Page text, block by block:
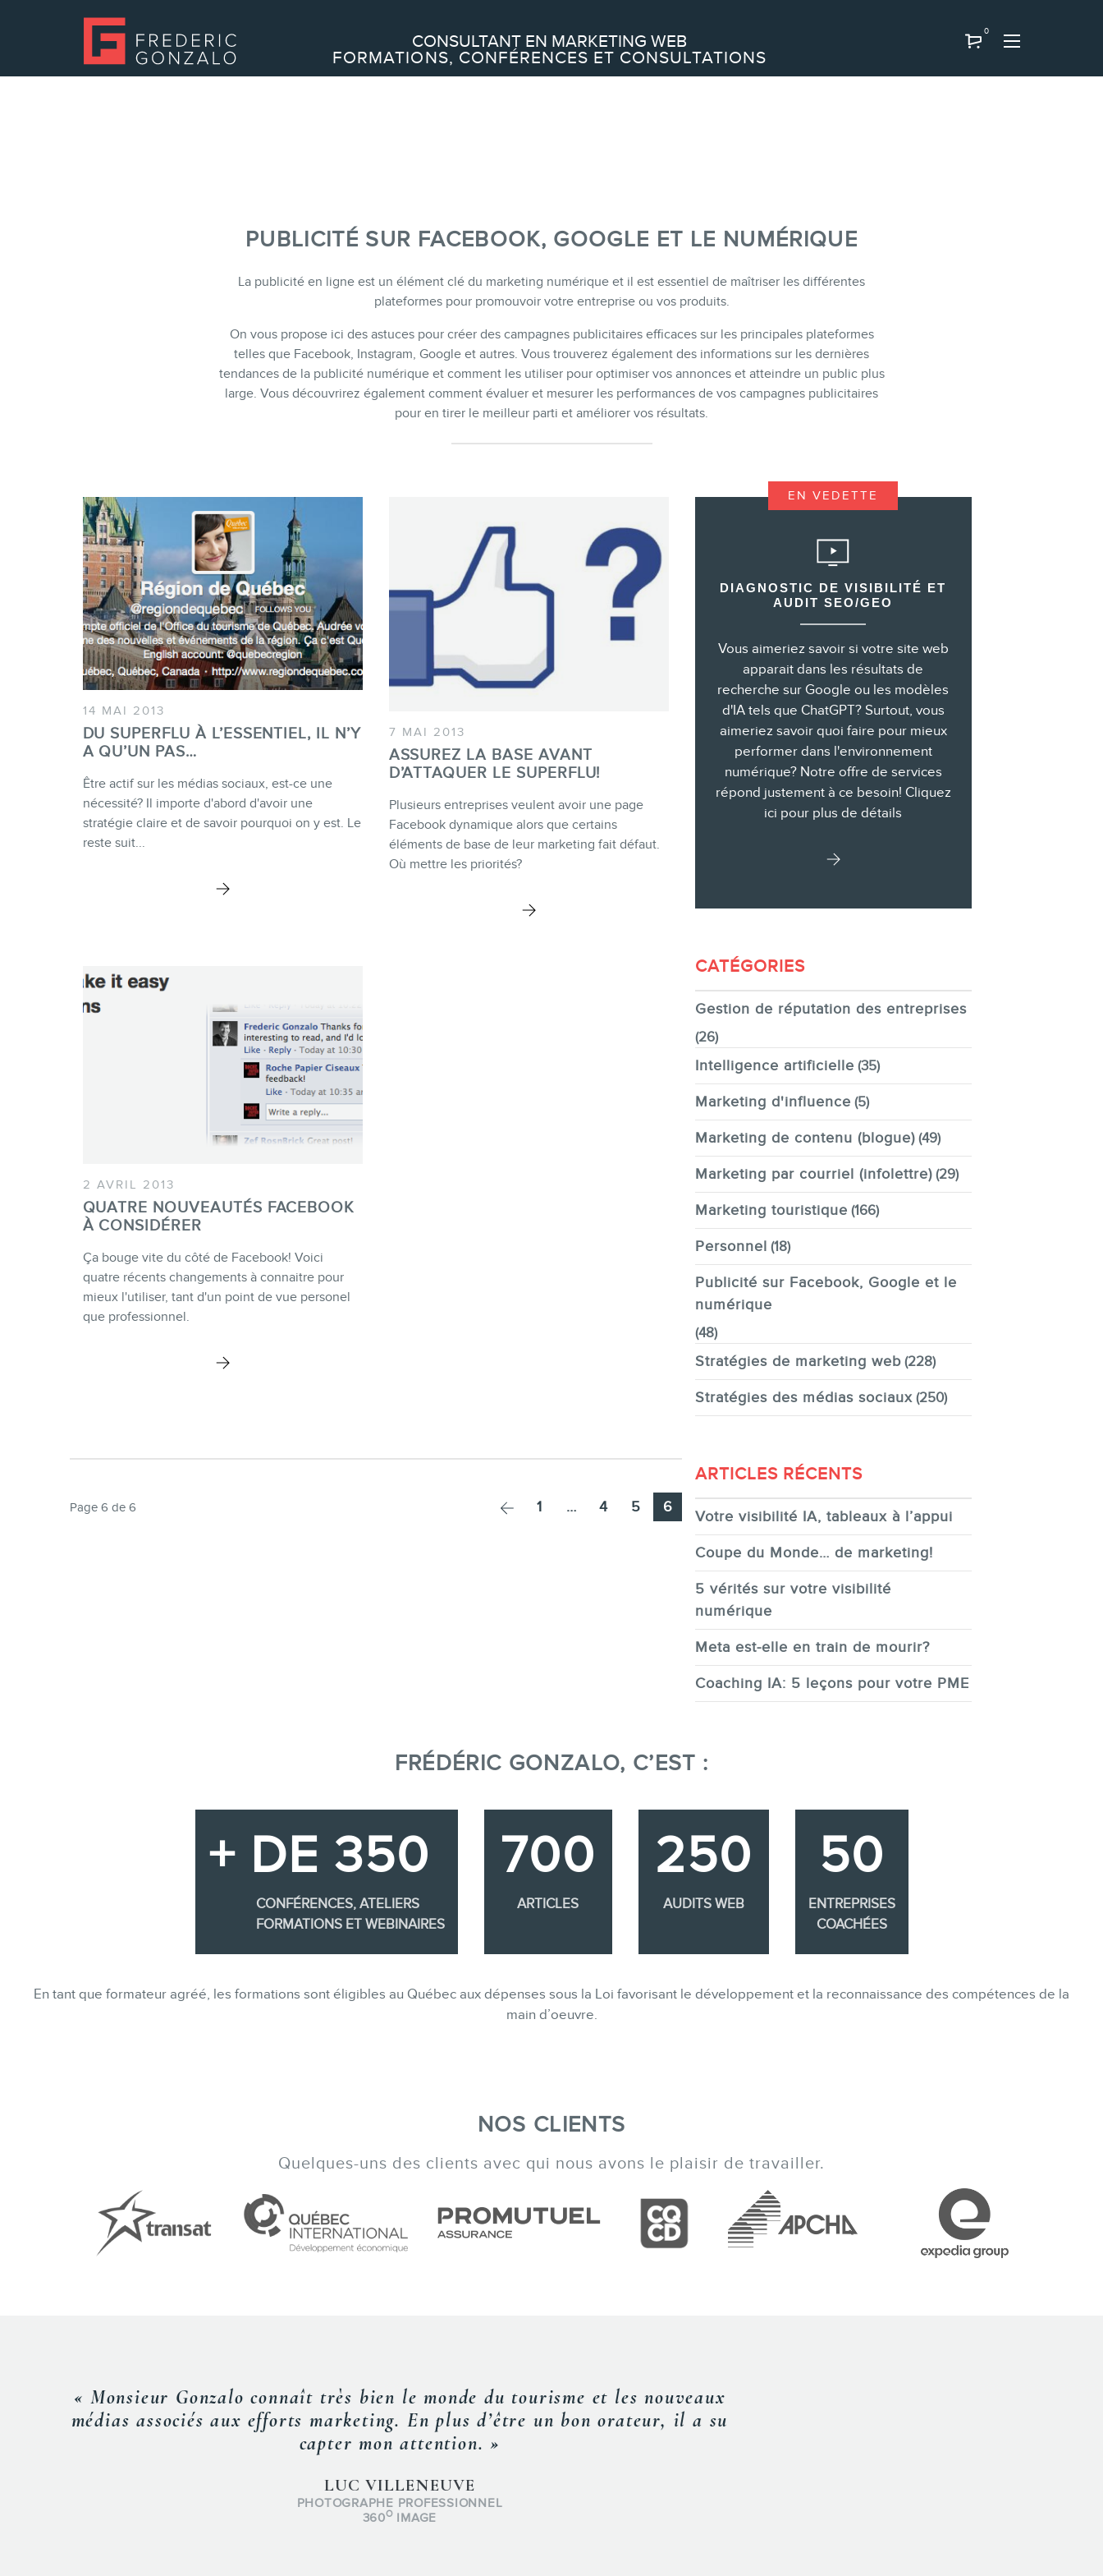
CONSULTANT EN MARKETING WEB
FORMATIONS, CONFÉRENCES ET CONSULTATIONS
0
SERVICES
Formations marketing en ligne
Formations marketing de groupe
Consultations
BOUTIQUE
BLOGUE
CONTACT
MEMBRES
PUBLICITÉ SUR FACEBOOK, GOOGLE ET LE NUMÉRIQUE
La publicité en ligne est un élément clé du marketing numérique et il est essentiel de maîtriser les différentes
plateformes pour promouvoir votre entreprise ou vos produits.
On vous propose ici des astuces pour créer des campagnes publicitaires efficaces sur les principales plateformes
telles que Facebook, Instagram, Google et autres. Vous trouverez également des informations sur les dernières
tendances de la publicité numérique et comment les utiliser pour optimiser vos annonces et atteindre un public plus
large. Vous découvrirez également comment évaluer et mesurer les performances de vos campagnes publicitaires
pour en tirer le meilleur parti et améliorer vos résultats.
14 MAI 2013
DU SUPERFLU À L’ESSENTIEL, IL N’Y
A QU’UN PAS…
Être actif sur les médias sociaux, est-ce une
nécessité? Il importe d'abord d'avoir une
stratégie claire et de savoir pourquoi on y est. Le
reste suit...
7 MAI 2013
ASSUREZ LA BASE AVANT
D’ATTAQUER LE SUPERFLU!
Plusieurs entreprises veulent avoir une page
Facebook dynamique alors que certains
éléments de base de leur marketing fait défaut.
Où mettre les priorités?
2 AVRIL 2013
QUATRE NOUVEAUTÉS FACEBOOK
À CONSIDÉRER
Ça bouge vite du côté de Facebook! Voici
quatre récents changements à connaitre pour
mieux l'utiliser, tant d'un point de vue personel
que professionnel.
Page
1 … Page
4 Page
5 Page
6
Page 6 de 6
EN VEDETTE
DIAGNOSTIC DE VISIBILITÉ ET
AUDIT SEO/GEO
Vous aimeriez savoir si votre site web
apparait dans les résultats de
recherche sur Google ou les modèles
d'IA tels que ChatGPT? Surtout, vous
aimeriez savoir quoi faire pour mieux
performer dans l'environnement
numérique? Notre offre de services
répond justement à ce besoin! Cliquez
ici pour plus de détails
CATÉGORIES
Gestion de réputation des entreprises
(26)
Intelligence artificielle (35)
Marketing d'influence (5)
Marketing de contenu (blogue)(49)
Marketing par courriel (infolettre)(29)
Marketing touristique (166)
Personnel (18)
Publicité sur Facebook, Google et le
numérique
(48)
Stratégies de marketing web(228)
Stratégies des médias sociaux(250)
ARTICLES RÉCENTS
Votre visibilité IA, tableaux à l’appui
Coupe du Monde… de marketing!
5 vérités sur votre visibilité
numérique
Meta est-elle en train de mourir?
Coaching IA: 5 leçons pour votre PME
FRÉDÉRIC GONZALO, C’EST :
+ DE 350
CONFÉRENCES, ATELIERS
FORMATIONS ET WEBINAIRES
700
ARTICLES
250
AUDITS WEB
50
ENTREPRISES
COACHÉES
En tant que formateur agréé, les formations sont éligibles au Québec aux dépenses sous la Loi favorisant le développement et la reconnaissance des compétences de la
main d’oeuvre.
NOS CLIENTS
Quelques-uns des clients avec qui nous avons le plaisir de travailler.
« Lors de la conférence, Frédéric a su vulgariser avec brio les propos afin que
tous les participants comprennent bien les subtilités du marketing
d’aujourd’hui. Nous avons particulièrement apprécié le fait qu’il ait appuyé
ses dires avec des exemples concrets et pertinents à l’auditoire invité. »
STÉPHANIE DUPUIS